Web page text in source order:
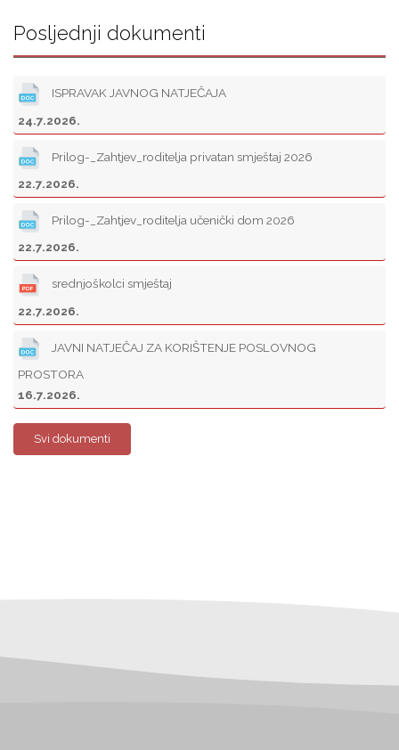
Posljednji dokumenti
ISPRAVAK JAVNOG NATJEČAJA
24.7.2026.
Prilog-_Zahtjev_roditelja privatan smještaj 2026
22.7.2026.
Prilog-_Zahtjev_roditelja učenički dom 2026
22.7.2026.
srednjoškolci smještaj
22.7.2026.
JAVNI NATJEČAJ ZA KORIŠTENJE POSLOVNOG
PROSTORA
16.7.2026.
Svi dokumenti